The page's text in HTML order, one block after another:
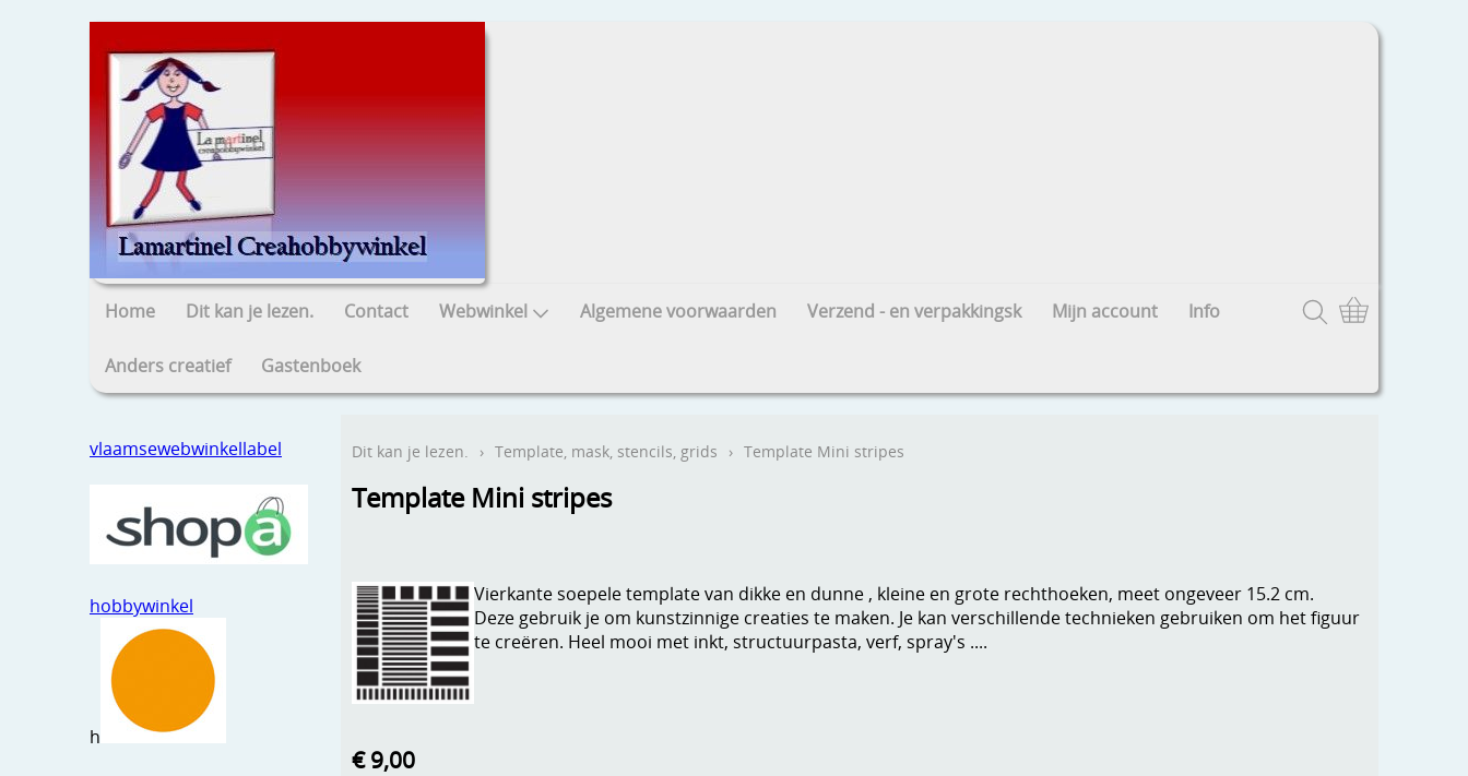
Home Dit kan je lezen. Contact Webwinkel Algemene voorwaarden Verzend - en verpakkingsk Mijn account Info
Anders creatief Gastenboek
vlaamsewebwinkellabel
hobbywinkel
h
Dit kan je lezen. › Template, mask, stencils, grids › Template Mini stripes
Template Mini stripes
Vierkante soepele template van dikke en dunne , kleine en grote rechthoeken, meet ongeveer 15.2 cm.
Deze gebruik je om kunstzinnige creaties te maken. Je kan verschillende technieken gebruiken om het figuur
te creëren. Heel mooi met inkt, structuurpasta, verf, spray's ....
€ 9,00